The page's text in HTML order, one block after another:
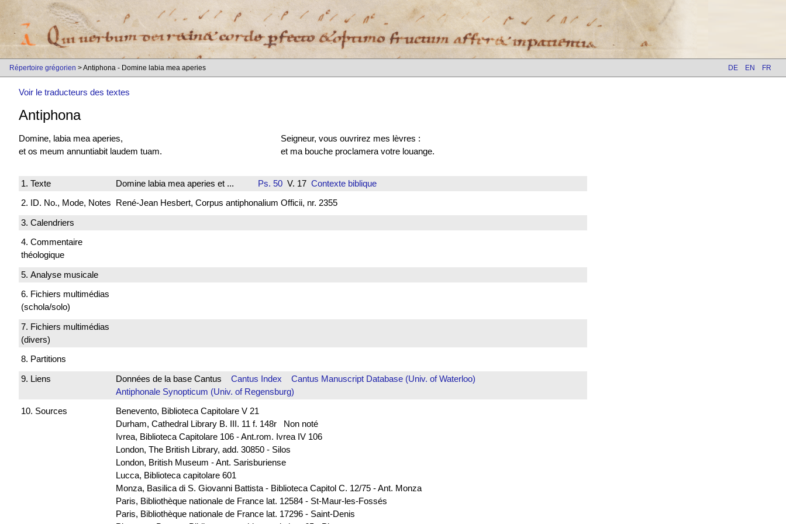
Répertoire grégorien > Antiphona - Domine labia mea aperies DE EN FR
Voir le traducteurs des textes
Antiphona
Domine, labia mea aperies,
et os meum annuntiabit laudem tuam.
Seigneur, vous ouvrirez mes lèvres :
et ma bouche proclamera votre louange.
1. Texte Domine labia mea aperies et ... Ps. 50V. 17 Contexte biblique
2. ID. No., Mode, Notes
René-Jean Hesbert, Corpus antiphonalium Officii, nr. 2355
3. Calendriers
4. Commentaire
théologique
5. Analyse musicale
6. Fichiers multimédias
(schola/solo)
7. Fichiers multimédias
(divers)
8. Partitions
9. Liens
Données de la base Cantus Cantus Index
Cantus Manuscript Database (Univ. of Waterloo)
Antiphonale Synopticum (Univ. of Regensburg)
10. Sources
Benevento, Biblioteca Capitolare V 21
Durham, Cathedral Library B. III. 11 f. 148r Non noté
Ivrea, Biblioteca Capitolare 106 - Ant.rom. Ivrea IV 106
London, The British Library, add. 30850 - Silos
London, British Museum - Ant. Sarisburiense
Lucca, Biblioteca capitolare 601
Monza, Basilica di S. Giovanni Battista - Biblioteca Capitol C. 12/75 - Ant. Monza
Paris, Bibliothèque nationale de France lat. 12584 - St-Maur-les-Fossés
Paris, Bibliothèque nationale de France lat. 17296 - Saint-Denis